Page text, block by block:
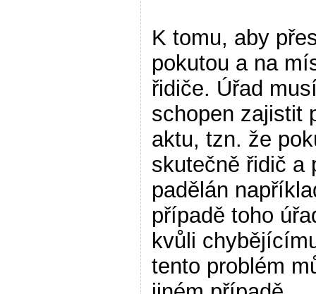
K tomu, aby
pokutou a na
řidiče. Úřad
schopen zajistit
aktu, tzn. že
skutečně řidič a
padělán
případě toho
kvůli
tento problém